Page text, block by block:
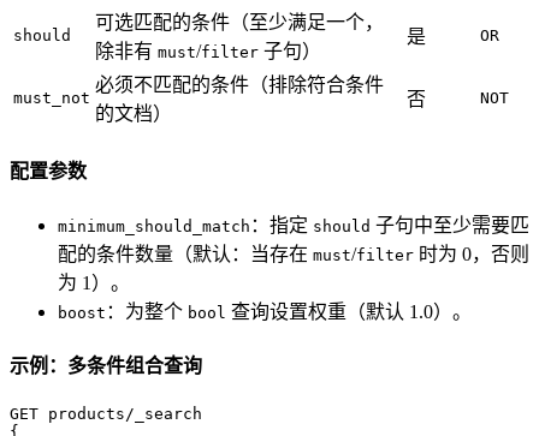
should
可选匹配的条件（至少满足一个，
除非有 must/filter 子句）
是 OR
must_not
必须不匹配的条件（排除符合条件
的文档）
否 NOT
配置参数
minimum_should_match ：指定 should 子句中至少需要匹
配的条件数量（默认：当存在 must/filter 时为 0，否则
为 1）。
boost ：为整个 bool 查询设置权重（默认 1.0）。
示例：多条件组合查询
{